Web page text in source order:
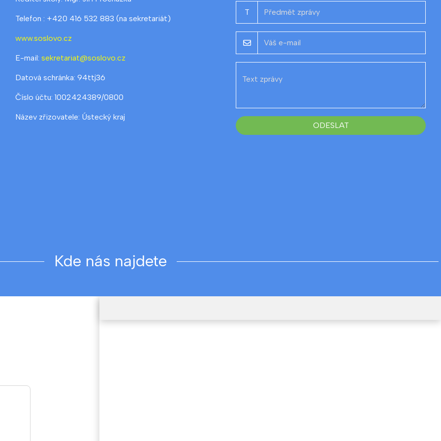
Telefon : +420 416 532 883 (na sekretariát)
www.soslovo.cz
E-mail: sekretariat@soslovo.cz
Datová schránka: 94ttj36
Číslo účtu: 1002424389/0800
Název zřizovatele: Ústecký kraj
T
ODESLAT
Kde nás najdete